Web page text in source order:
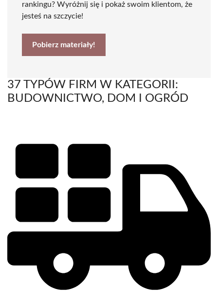
rankingu? Wyróżnij się i pokaż swoim klientom, że
jesteś na szczycie!
Pobierz materiały!
37 TYPÓW FIRM W KATEGORII:
BUDOWNICTWO, DOM I OGRÓD